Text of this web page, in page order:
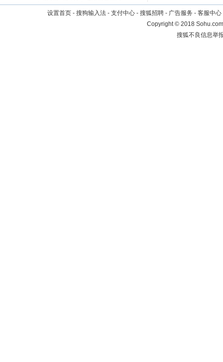
设置首页 - 搜狗输入法 - 支付中心 - 搜狐招聘 - 广告服务 - 客服中心
Copyright©2018
搜狐不良信息举